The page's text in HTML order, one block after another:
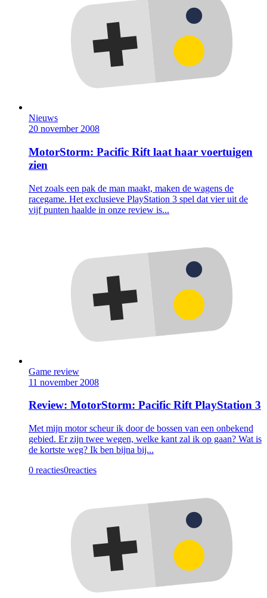
Nieuws
20 november 2008
MotorStorm: Pacific Rift laat haar voertuigen
zien
Net zoals een pak de man maakt, maken de wagens de
racegame. Het exclusieve PlayStation 3 spel dat vier uit de
vijf punten haalde in onze review is...
Game review
11 november 2008
Review: MotorStorm: Pacific Rift PlayStation 3
Met mijn motor scheur ik door de bossen van een onbekend
gebied. Er zijn twee wegen, welke kant zal ik op gaan? Wat is
de kortste weg? Ik ben bijna bij...
0 reacties0reacties